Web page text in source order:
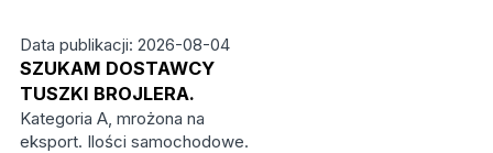
Data publikacji: 2026-08-04
SZUKAM DOSTAWCY
TUSZKI BROJLERA.
Kategoria A, mrożona na
eksport. Ilości samochodowe.